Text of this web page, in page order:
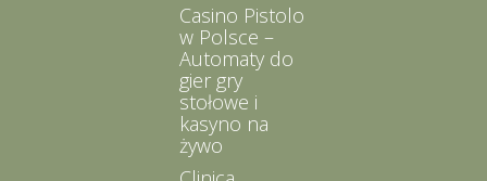
Casino Pistolo
w Polsce –
Automaty do
gier gry
stołowe i
kasyno na
żywo